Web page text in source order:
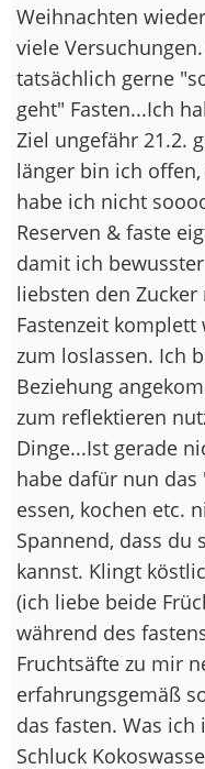
Weihnachten
viele
tatsächlich gerne
geht" Fasten...Ich
Ziel ungefähr 21.2.
länger bin ich
habe ich nicht
Reserven & faste
damit ich
liebsten den
Fastenzeit komplett
zum loslassen. Ich
Beziehung
zum reflektieren
Dinge...Ist gerade
habe dafür nun
essen, kochen etc.
Spannend, dass du
kannst. Klingt
(ich liebe beide
während des
Fruchtsäfte zu mir
erfahrungsgemäß
das fasten. Was
Schluck